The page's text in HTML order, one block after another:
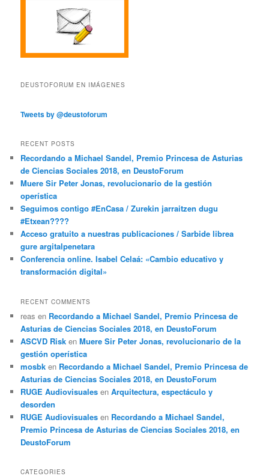
DEUSTOFORUM EN IMÁGENES
Tweets by @deustoforum
RECENT POSTS
Recordando a Michael Sandel, Premio Princesa de Asturias
de Ciencias Sociales 2018, en DeustoForum
Muere Sir Peter Jonas, revolucionario de la gestión
operística
Seguimos contigo #EnCasa / Zurekin jarraitzen dugu
#Etxean????
Acceso gratuito a nuestras publicaciones / Sarbide librea
gure argitalpenetara
Conferencia online. Isabel Celaá: «Cambio educativo y
transformación digital»
RECENT COMMENTS
reas en Recordando a Michael Sandel, Premio Princesa de
Asturias de Ciencias Sociales 2018, en DeustoForum
ASCVD Risk enMuere Sir Peter Jonas, revolucionario de la
gestión operística
mosbk en Recordando a Michael Sandel, Premio Princesa de
Asturias de Ciencias Sociales 2018, en DeustoForum
RUGE Audiovisuales enArquitectura, espectáculo y
desorden
RUGE Audiovisuales en Recordando a Michael Sandel,
Premio Princesa de Asturias de Ciencias Sociales 2018, en
DeustoForum
CATEGORIES